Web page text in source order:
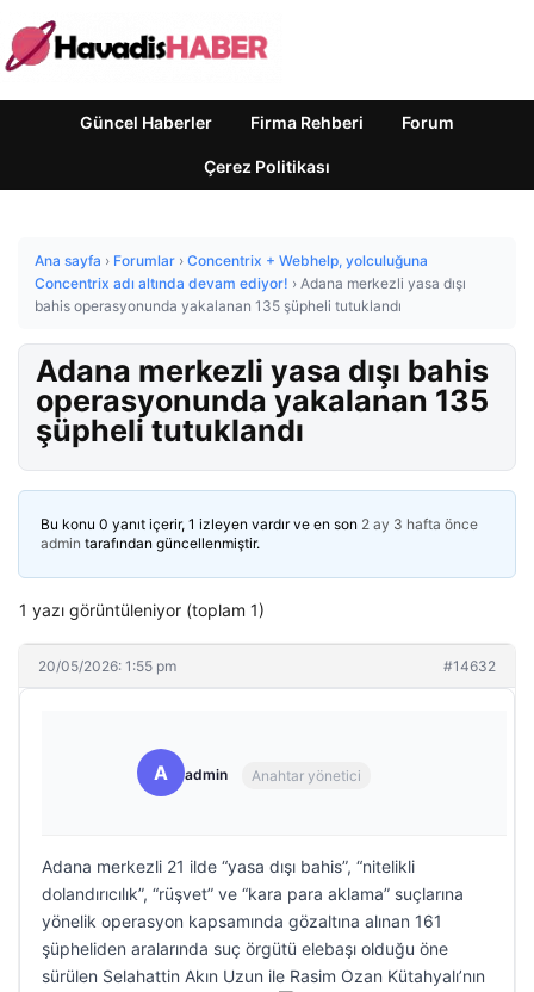
Güncel Haberler Firma Rehberi Forum
Çerez Politikası
Ana sayfa › Forumlar › Concentrix + Webhelp, yolculuğuna
Concentrix adı altında devam ediyor! › Adana merkezli yasa dışı
bahis operasyonunda yakalanan 135 şüpheli tutuklandı
Adana merkezli yasa dışı bahis
operasyonunda yakalanan 135
şüpheli tutuklandı
Bu konu 0 yanıt içerir, 1 izleyen vardır ve en son 2 ay 3 hafta önce
admin tarafından güncellenmiştir.
1 yazı görüntüleniyor (toplam 1)
20/05/2026: 1:55 pm #14632
A admin Anahtar yönetici
Adana merkezli 21 ilde “yasa dışı bahis”, “nitelikli
dolandırıcılık”, “rüşvet” ve “kara para aklama” suçlarına
yönelik operasyon kapsamında gözaltına alınan 161
şüpheliden aralarında suç örgütü elebaşı olduğu öne
sürülen Selahattin Akın Uzun ile Rasim Ozan Kütahyalı’nın